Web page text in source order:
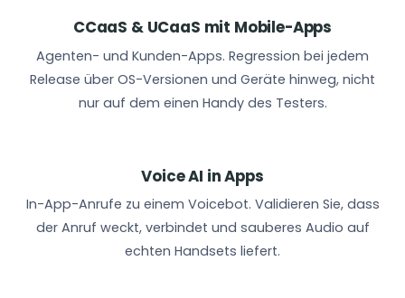
CCaaS & UCaaS mit Mobile-Apps
Agenten- und Kunden-Apps. Regression bei jedem
Release über OS-Versionen und Geräte hinweg, nicht
nur auf dem einen Handy des Testers.
Voice AI in Apps
In-App-Anrufe zu einem Voicebot. Validieren Sie, dass
der Anruf weckt, verbindet und sauberes Audio auf
echten Handsets liefert.